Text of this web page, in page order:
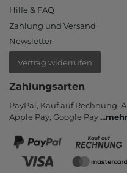
Hilfe & FAQ
Zahlung und Versand
Newsletter
Vertrag widerrufen
Zahlungsarten
PayPal, Kauf auf Rechnung,
Apple Pay, Google Pay...